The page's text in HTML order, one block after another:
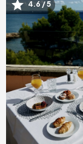
Imagem
4.6 / 5